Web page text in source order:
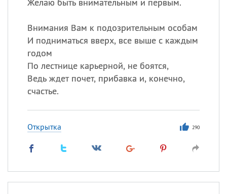
Внимания Вам к подозрительным особам
И подниматься вверх, все выше с каждым
годом
По лестнице карьерной, не боятся,
Ведь ждет почет, прибавка и, конечно,
счастье.
Открытка 290